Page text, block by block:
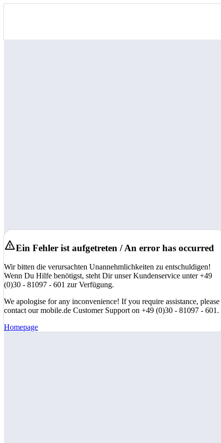
Ein Fehler ist aufgetreten / An error has occurred
Wir bitten die verursachten Unannehmlichkeiten zu entschuldigen!
Wenn Du Hilfe benötigst, steht Dir unser Kundenservice unter +49
(0)30 - 81097 - 601 zur Verfügung.
We apologise for any inconvenience! If you require assistance, please
contact our mobile.de Customer Support on +49 (0)30 - 81097 - 601.
Homepage